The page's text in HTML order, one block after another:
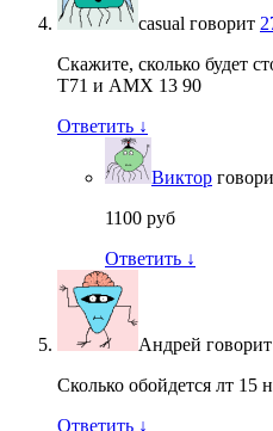
casual говорит
Скажите, сколько будет
Т71 и АМХ 13 90
Ответить ↓
Виктор
1100 руб
Ответить ↓
Андрей говорит
Сколько обойдется лт 15
Ответить ↓